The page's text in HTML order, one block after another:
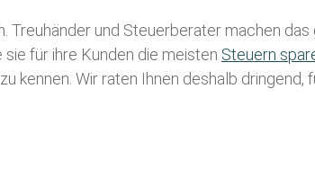
Treuhänder und Steuerberater machen
für ihre Kunden die meisten Steuern
Wir raten Ihnen deshalb